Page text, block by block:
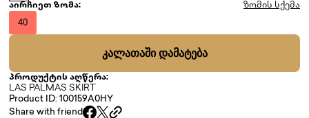
აირჩიეთ ზომა: ზომის სქემა
40
ᲙᲐᲚᲐᲗᲐᲨᲘ ᲓᲐᲛᲐᲢᲔᲑᲐ
პროდუქტის აღწერა:
LAS PALMAS SKIRT
Product ID: 100159A0HY
Share with friend